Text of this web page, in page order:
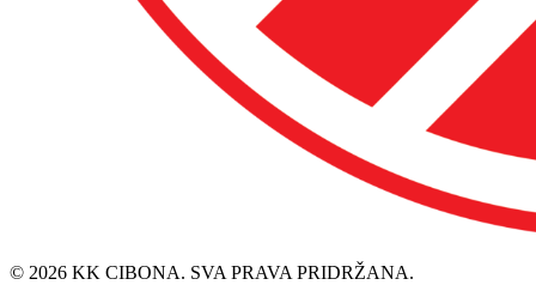
© 2026 KK CIBONA. SVA PRAVA PRIDRŽANA.